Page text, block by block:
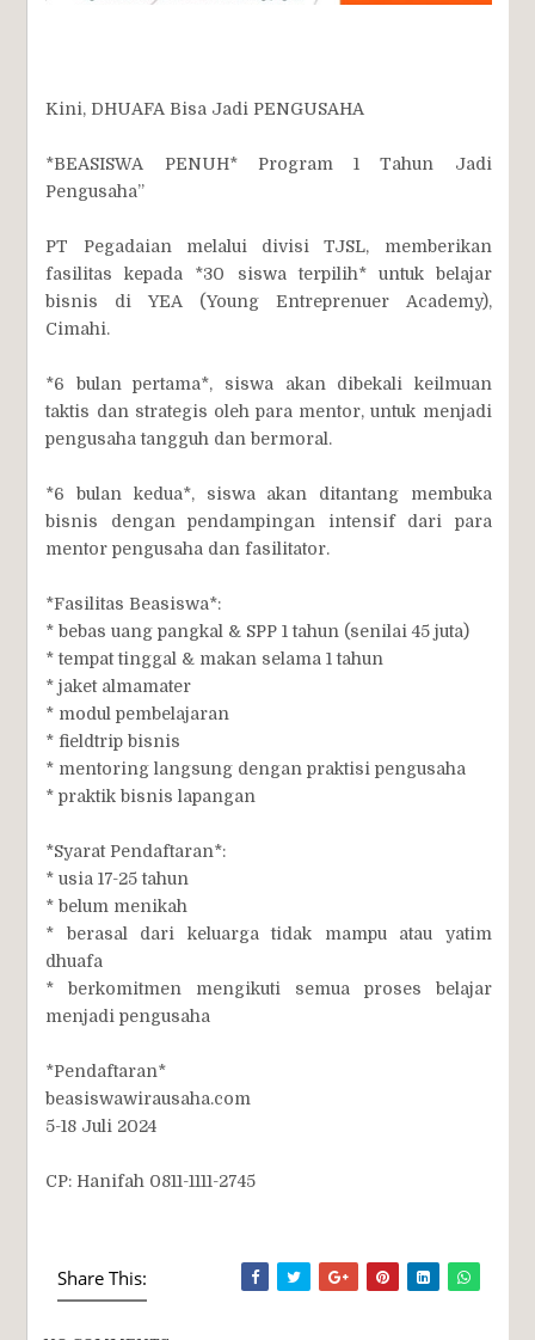
Kini, DHUAFA Bisa Jadi PENGUSAHA
*BEASISWA PENUH* Program 1 Tahun Jadi
Pengusaha”
PT Pegadaian melalui divisi TJSL, memberikan
fasilitas kepada *30 siswa terpilih* untuk belajar
bisnis di YEA (Young Entreprenuer Academy),
Cimahi.
*6 bulan pertama*, siswa akan dibekali keilmuan
taktis dan strategis oleh para mentor, untuk menjadi
pengusaha tangguh dan bermoral.
*6 bulan kedua*, siswa akan ditantang membuka
bisnis dengan pendampingan intensif dari para
mentor pengusaha dan fasilitator.
*Fasilitas Beasiswa*:
* bebas uang pangkal & SPP 1 tahun (senilai 45 juta)
* tempat tinggal & makan selama 1 tahun
* jaket almamater
* modul pembelajaran
* fieldtrip bisnis
* mentoring langsung dengan praktisi pengusaha
* praktik bisnis lapangan
*Syarat Pendaftaran*:
* usia 17-25 tahun
* belum menikah
* berasal dari keluarga tidak mampu atau yatim
dhuafa
* berkomitmen mengikuti semua proses belajar
menjadi pengusaha
*Pendaftaran*
beasiswawirausaha.com
5-18 Juli 2024
CP: Hanifah 0811-1111-2745
Share This: